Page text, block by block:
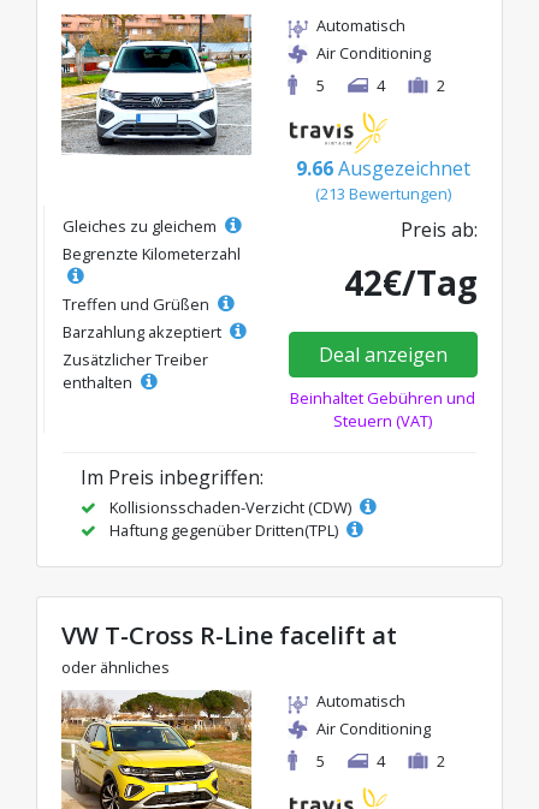
Automatisch
Air Conditioning
5
4 2
9.66 Ausgezeichnet
(213 Bewertungen)
Gleiches zu gleichem
Begrenzte Kilometerzahl
Treffen und Grüßen
Barzahlung akzeptiert
Zusätzlicher Treiber
enthalten
Preis ab:
42€/Tag
Deal anzeigen
Beinhaltet Gebühren und
Steuern (VAT)
Im Preis inbegriffen:
Kollisionsschaden-Verzicht (CDW)
Haftung gegenüber Dritten(TPL)
VW T-Cross R-Line facelift at
oder ähnliches
Automatisch
Air Conditioning
5
4 2